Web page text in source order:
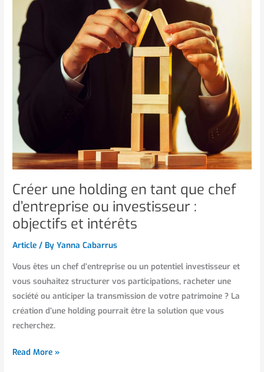
Créer une holding en tant que chef
d’entreprise ou investisseur :
objectifs et intérêts
Article / ByYanna Cabarrus
Vous êtes un chef d’entreprise ou un potentiel investisseur et
vous souhaitez structurer vos participations, racheter une
société ou anticiper la transmission de votre patrimoine ? La
création d’une holding pourrait être la solution que vous
recherchez.
holding
tant
que
chef
d’entreprise
ou
investisseur
objectifs
et
intérêts
Read More »